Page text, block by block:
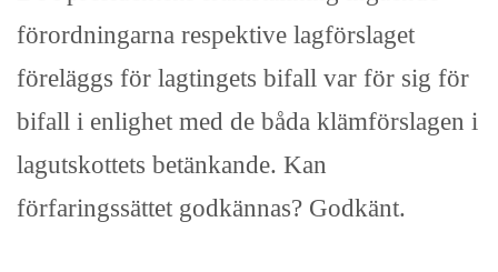
förordningarna respektive lagförslaget
föreläggs för lagtingets bifall var för sig för
bifall i enlighet med de båda klämförslagen i
lagutskottets betänkande. Kan
förfaringssättet godkännas? Godkänt.